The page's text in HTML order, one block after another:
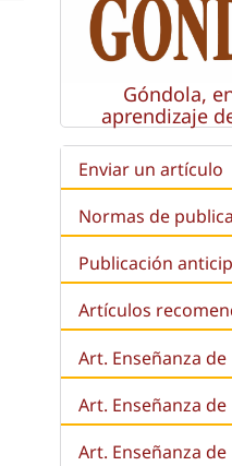
Góndola,
aprendizaje
Enviar un artículo
Normas de
Publicación
Artículos
Art. Enseñanza
Art. Enseñanza
Art. Enseñanza de